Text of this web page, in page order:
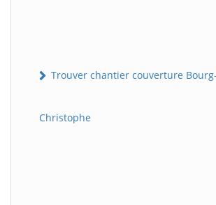
Trouver chantier couverture
Christophe